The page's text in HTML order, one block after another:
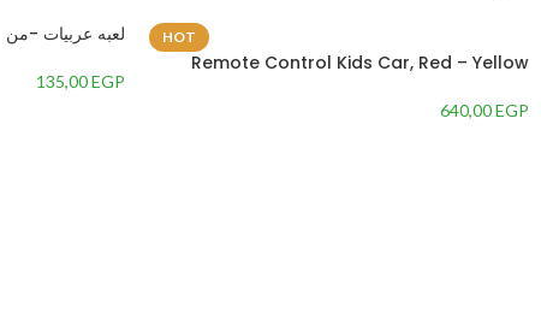
HOT
Remote Control Kids Car, Red – Yellow
640,00EGP
لعبه عربيات -من
135,00EGP